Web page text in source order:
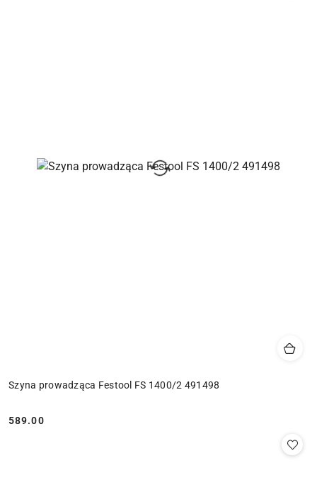
Szyna prowadząca Festool FS 1400/2 491498
Cena:
589.00